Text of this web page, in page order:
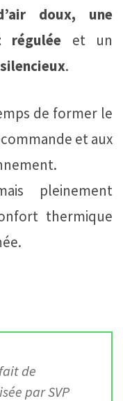
doux, une
régulée et un
.
de former le
et aux
pleinement
thermique
de
par SVP